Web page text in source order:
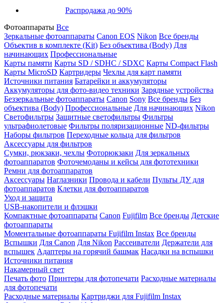
Распродажа до 90%
Фотоаппараты Все
Зеркальные фотоаппараты Canon EOS Nikon Все бренды
Объектив в комплекте (Kit) Без объектива (Body) Для
начинающих Профессиональные
Карты памяти Карты SD / SDHC / SDXC Карты Compact Flash
Карты MicroSD Картридеры Чехлы для карт памяти
Источники питания Батарейки и аккумуляторы
Аккумуляторы для фото-видео техники Зарядные устройства
Беззеркальные фотоаппараты Canon Sony Все бренды Без
объектива (Body) Профессиональные Для начинающих Nikon
Светофильтры Защитные светофильтры Фильтры
ультрафиолетовые Фильтры поляризационные ND-фильтры
Наборы фильтров Переходные кольца для фильтров
Аксессуары для фильтров
Сумки, рюкзаки, чехлы Фоторюкзаки Для зеркальных
фотоаппаратов Фоточемоданы и кейсы для фототехники
Ремни для фотоаппаратов
Аксессуары Наглазники Провода и кабели Пульты ДУ для
фотоаппаратов Клетки для фотоаппаратов
Уход и защита
USB-накопители и флэшки
Компактные фотоаппараты Canon Fujifilm Все бренды Детские
фотоаппараты
Моментальные фотоаппараты Fujifilm Instax Все бренды
Вспышки Для Canon Для Nikon Рассеиватели Держатели для
вспышек Адаптеры на горячий башмак Насадки на вспышки
Источники питания
Накамерный свет
Печать фото Принтеры для фотопечати Расходные материалы
для фотопечати
Расходные материалы Картриджи для Fujifilm Instax